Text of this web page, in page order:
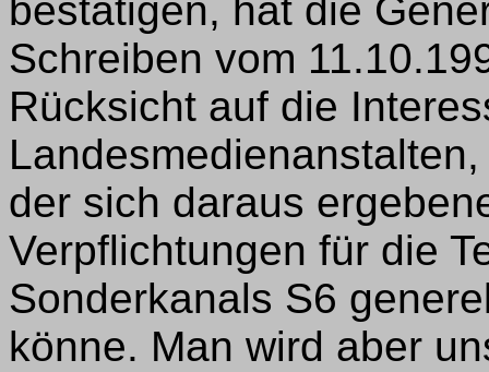
bestätigen, hat die
Schreiben vom
Rücksicht auf die
der sich daraus
Verpflichtungen für die
Sonderkanals S6
könne. Man wird aber